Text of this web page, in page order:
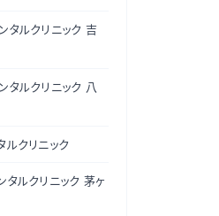
タルクリニック 吉
タルクリニック 八
ルクリニック
タルクリニック 茅ヶ